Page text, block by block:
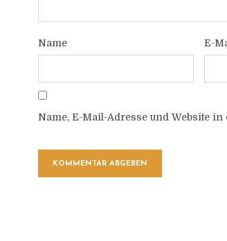
Name E-
Name, E-Mail-Adresse und Website